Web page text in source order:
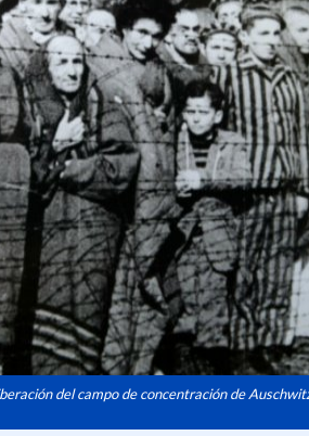
del campo de concentración de